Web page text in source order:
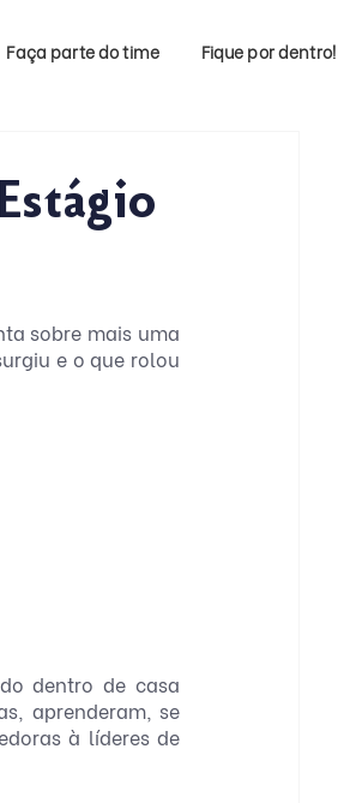
Faça parte do time Fique por dentro!
sobre mais uma
e o que rolou
dentro de casa
aprenderam, se
à líderes de